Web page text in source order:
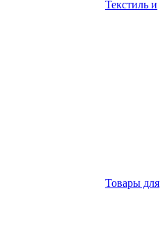
Текстиль и
Товары для